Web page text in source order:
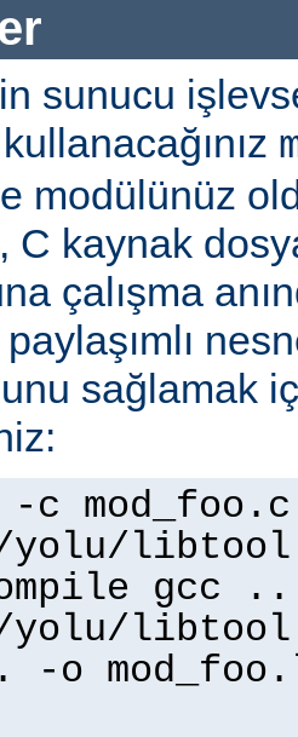
sunucu
modülünüz
C kaynak
çalışma
sağlamak
c mod_foo.c
yolu/
gcc
yolu/libtool
o